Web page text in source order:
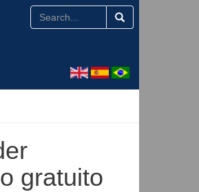
gratuito